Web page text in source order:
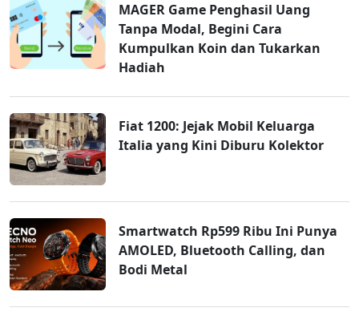
MAGER Game Penghasil Uang
Tanpa Modal, Begini Cara
Kumpulkan Koin dan Tukarkan
Hadiah
Fiat 1200: Jejak Mobil Keluarga
Italia yang Kini Diburu Kolektor
Smartwatch Rp599 Ribu Ini Punya
AMOLED, Bluetooth Calling, dan
Bodi Metal